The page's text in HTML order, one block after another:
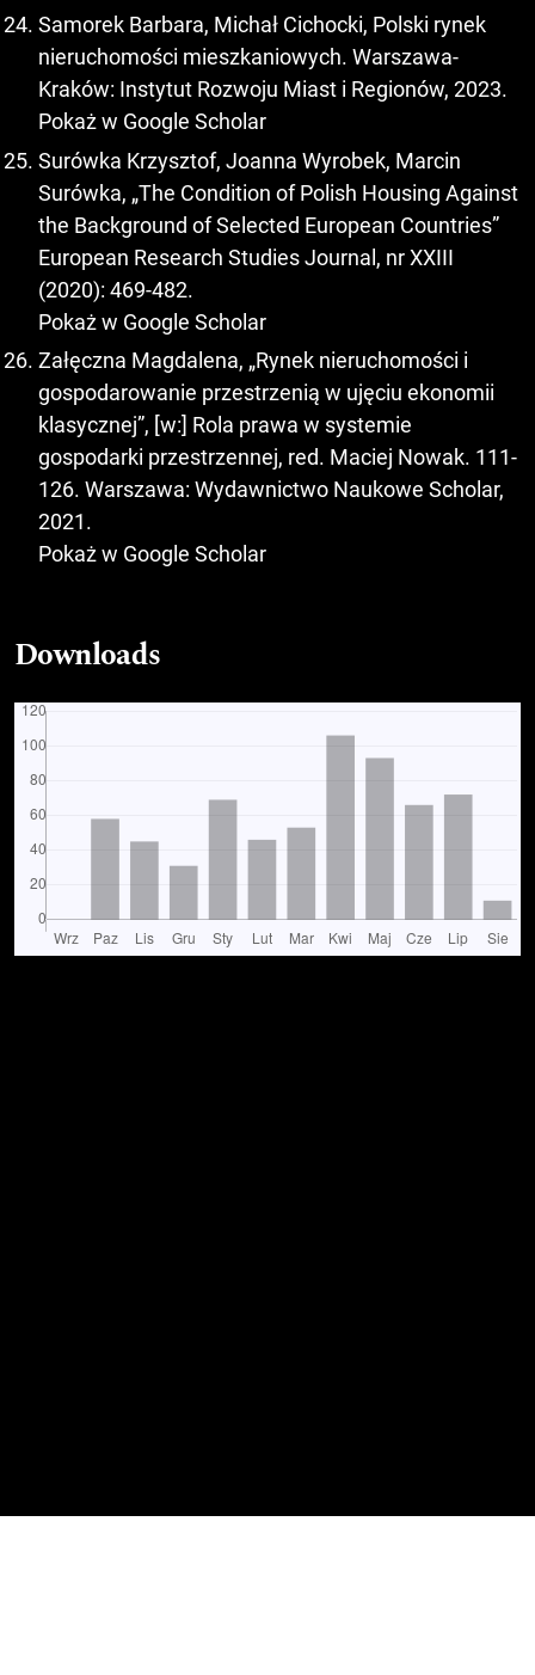
Samorek Barbara, Michał Cichocki, Polski rynek
nieruchomości mieszkaniowych. Warszawa-
Kraków: Instytut Rozwoju Miast i Regionów, 2023.
Pokaż w Google Scholar
Surówka Krzysztof, Joanna Wyrobek, Marcin
Surówka, „The Condition of Polish Housing Against
the Background of Selected European Countries”
European Research Studies Journal, nr XXIII
(2020): 469-482.
Pokaż w Google Scholar
Załęczna Magdalena, „Rynek nieruchomości i
gospodarowanie przestrzenią w ujęciu ekonomii
klasycznej”, [w:] Rola prawa w systemie
gospodarki przestrzennej, red. Maciej Nowak. 111-
126. Warszawa: Wydawnictwo Naukowe Scholar,
2021.
Pokaż w Google Scholar
Downloads